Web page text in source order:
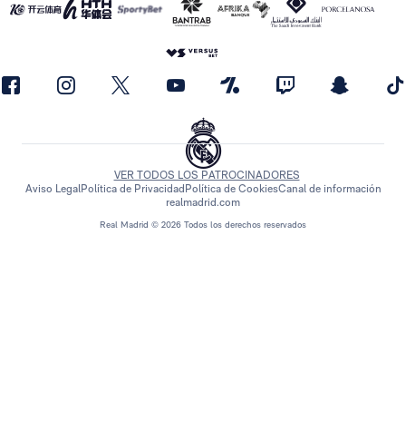
Real Madrid © 2026 Todos los derechos reservados
VER TODOS LOS PATROCINADORES
Aviso LegalPolítica de Privacidad Política de CookiesCanal de información
realmadrid.com